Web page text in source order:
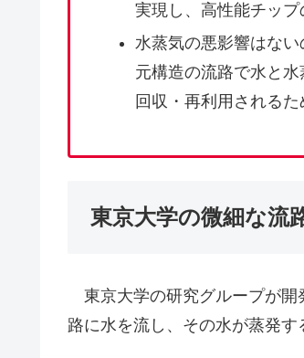
実現し、高性能チップ
水蒸気の悪影響はな
元構造の流路で水と
回収・再利用される
東京大学の微細な流
東京大学の研究グループが開
路に水を流し、その水が蒸発す